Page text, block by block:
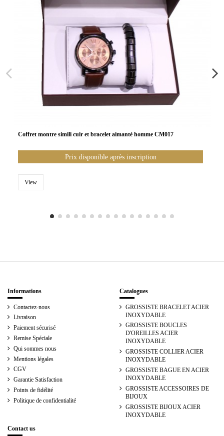
Coffret montre simili cuir et bracelet aimanté homme CM017
Prix disponible après inscription
View
Informations
Contactez-nous
Livraison
Paiement sécurisé
Remise Spéciale
Qui sommes nous
Mentions légales
CGV
Garantie Satisfaction
Points de fidélité
Politique de confidentialité
Catalogues
GROSSISTE BRACELET ACIER
INOXYDABLE
GROSSISTE BOUCLES
D'OREILLES ACIER
INOXYDABLE
GROSSISTE COLLIER ACIER
INOXYDABLE
GROSSISTE BAGUE EN ACIER
INOXYDABLE
GROSSISTE ACCESSOIRES DE
BIJOUX
GROSSISTE BIJOUX ACIER
INOXYDABLE
Contact us